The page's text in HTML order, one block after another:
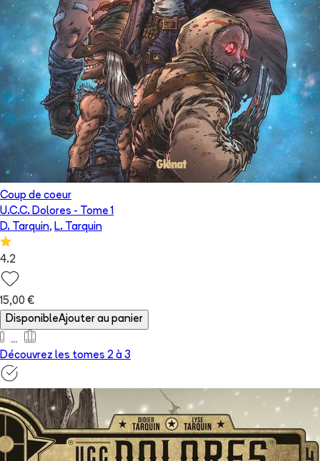
Coup de coeur
U.C.C. Dolores - Tome 1
D. Tarquin, L. Tarquin
4.2
15,00 €
DisponibleAjouter au panier
Découvrez les tomes 2 à 3